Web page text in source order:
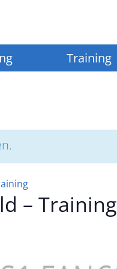
Training
– Training